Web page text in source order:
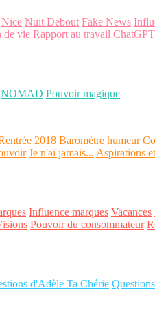
Nice Nuit Debout Fake News
de vie Rapport au travail
NOMAD Pouvoir magique
2018 Baromètre humeur
Je n'ai jamais... Aspirations
Influence marques Vacances
Pouvoir du consommateur
d'Adèle Ta Chérie